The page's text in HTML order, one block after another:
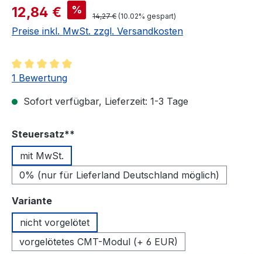
Verkaufspreis:
12,84 € % Regulärer Preis:
14,27 € (10.02% gespart)
Preise inkl. MwSt. zzgl. Versandkosten
Durchschnittliche Bewertung von 5 von 5 Sternen
1 Bewertung
Sofort verfügbar, Lieferzeit: 1-3 Tage
Steuersatz**
mit MwSt.
0% (nur für Lieferland Deutschland möglich)
Varianteauswählen
nicht vorgelötet
vorgelötetes CMT-Modul (+ 6 EUR)